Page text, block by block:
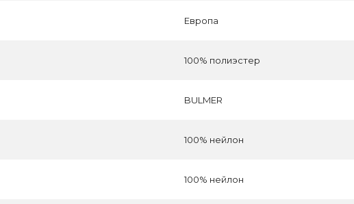
Европа
100% полиэстер
BULMER
100% нейлон
100% нейлон